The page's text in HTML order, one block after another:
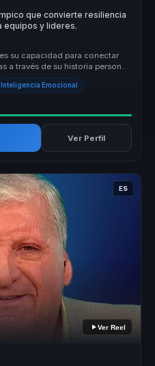
que convierte resiliencia
equipos y lideres.
su capacidad para conectar
a través de su historia personal
Inteligencia Emocional
Ver Perfil
ES
Ver Reel